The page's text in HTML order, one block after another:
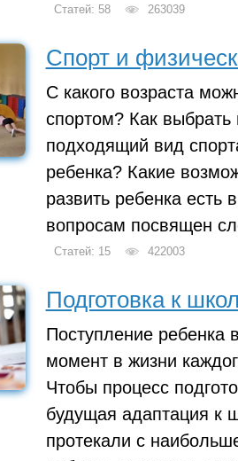
Статей: 58 263039
Спорт и
С какого возраста
спортом? Как выбрать
подходящий вид
ребенка? Какие
развить ребенка
вопросам посвящен
Статей: 15 422003
Подготовка к
Поступление
момент в жизни
Чтобы процесс
будущая адаптация к
протекали с